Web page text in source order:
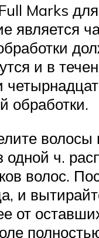
Marks
и в
обработки.
ч.
волос.
и
от